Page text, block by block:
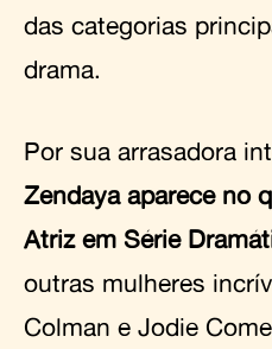
das categorias
drama.
Por sua arrasadora
Zendaya aparece no
Atriz em Série
outras mulheres
Colman e Jodie